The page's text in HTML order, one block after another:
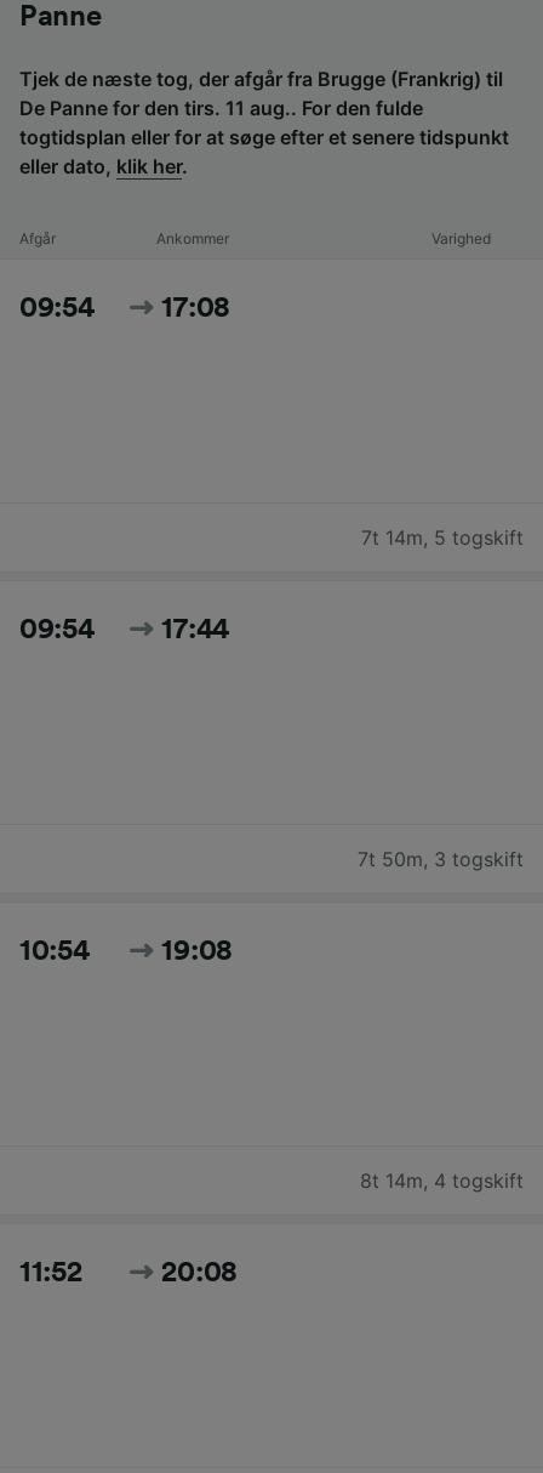
Panne
Tjek de næste tog, der afgår fra Brugge (Frankrig) til
De Panne for den tirs. 11 aug.. For den fulde
togtidsplan eller for at søge efter et senere tidspunkt
eller dato, klik her.
Afgår Ankommer Varighed
09:54 17:08
7t 14m, 5 togskift
09:54 17:44
7t 50m, 3 togskift
10:54 19:08
8t 14m, 4 togskift
11:52 20:08